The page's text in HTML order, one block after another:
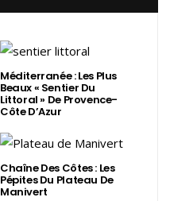
Méditerranée : Les Plus
Beaux « Sentier Du
Littoral » De Provence-
Côte D’Azur
Chaîne Des Côtes : Les
Pépites Du Plateau De
Manivert